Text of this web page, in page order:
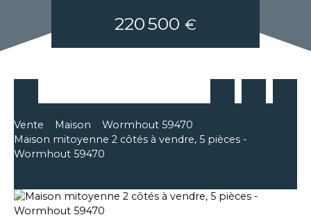
220 500 €
Vente Maison
Wormhout 59470
Maison mitoyenne 2 côtés à vendre, 5 pièces -
Wormhout 59470